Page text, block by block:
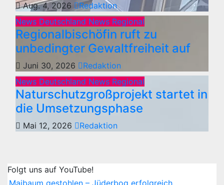
Aug. 4, 2026
Redaktion
News Deutschland News Regional
Regionalbischöfin ruft zu
unbedingter Gewaltfreiheit auf
Juni 30, 2026
Redaktion
News Deutschland News Regional
Naturschutzgroßprojekt startet in
die Umsetzungsphase
Mai 12, 2026 Redaktion
Folgt uns auf YouTube!
Maibaum gestohlen – Jüderbog erfolgreich